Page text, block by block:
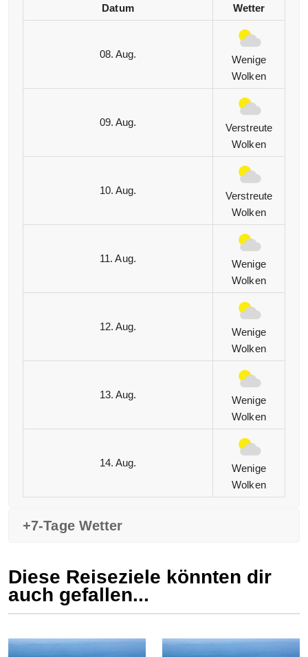
Datum Wetter
08. Aug.
Wenige
Wolken
09. Aug.
Verstreute
Wolken
10. Aug.
Verstreute
Wolken
11. Aug.
Wenige
Wolken
12. Aug.
Wenige
Wolken
13. Aug.
Wenige
Wolken
14. Aug.
Wenige
Wolken
+7-Tage Wetter
Diese Reiseziele könnten dir
auch gefallen...